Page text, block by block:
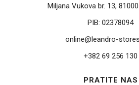
Miljana Vukova br. 13,
PIB:02378094
online@leandro-
+382 69 256 130
PRATITE NAS